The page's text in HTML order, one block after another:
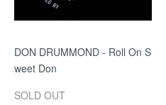
DON DRUMMOND - Roll On S
weet Don
SOLD OUT